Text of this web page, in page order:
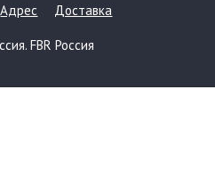
Адрес Доставка
FBR Россия